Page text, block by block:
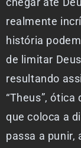
realmente
história
de limitar
resultando
“Theus”,
que coloca a
passa a punir,